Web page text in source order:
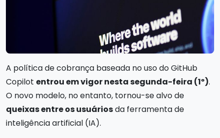
A política de cobrança baseada no uso do GitHub
Copilot entrou em vigor nesta segunda-feira (1º).
O novo modelo, no entanto, tornou-se alvo de
queixas entre os usuáriosda ferramenta de
inteligência artificial (IA).